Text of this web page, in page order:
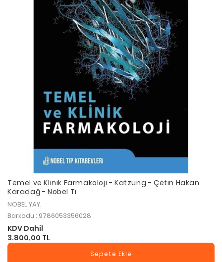
Temel ve Klinik Farmakoloji - Katzung - Çetin Hakan
Karadağ - Nobel Tı
NOBEL YAY.
Barkodu : 9786053356028
KDV Dahil
3.800,00 TL
Sepete Ekle